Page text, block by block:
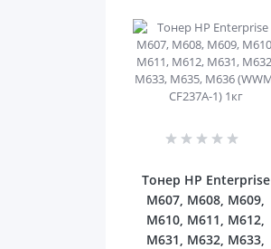
Тонер HP Enterprise
M607, M608, M609,
M610, M611, M612,
M631, M632, M633,